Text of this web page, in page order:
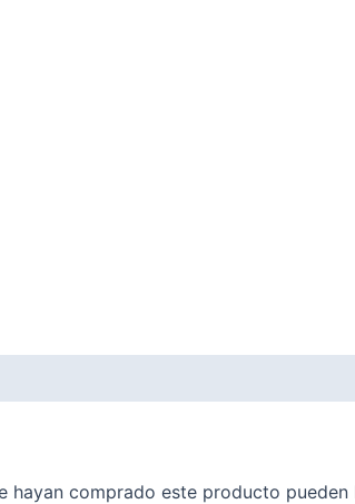
hayan comprado este producto pueden